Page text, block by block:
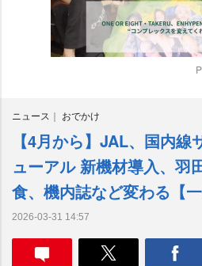
ニュース おでかけ
【4月から】JAL、国内
ューアル 新機材導入、羽
食、機内誌など変わる【一
2026-03-31 14:57